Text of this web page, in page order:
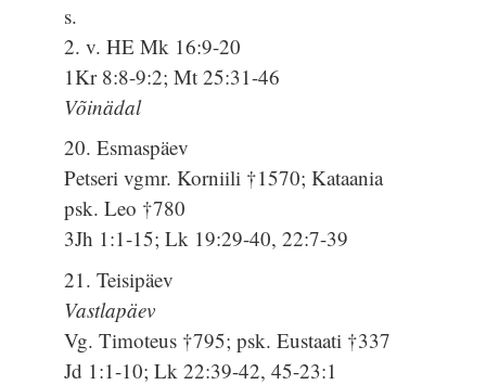
s.
2. v. HE Mk 16:9-20
1Kr 8:8-9:2; Mt 25:31-46
Võinädal
20. Esmaspäev
Petseri vgmr. Korniili †1570; Kataania
psk. Leo †780
3Jh 1:1-15; Lk 19:29-40, 22:7-39
21. Teisipäev
Vastlapäev
Vg. Timoteus †795; psk. Eustaati †337
Jd 1:1-10; Lk 22:39-42, 45-23:1